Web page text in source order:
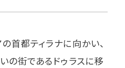
首都ティラナに向かい、
の街であるドゥラスに移